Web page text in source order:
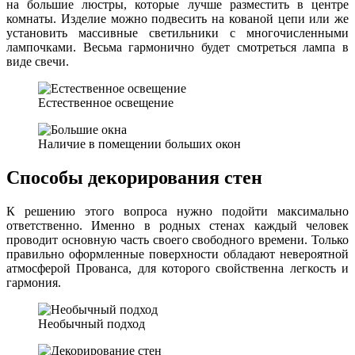
на большие люстры, которые лучше разместить в центре
комнаты. Изделие можно подвесить на кованой цепи или же
установить массивные светильники с многочисленными
лампочками. Весьма гармонично будет смотреться лампа в
виде свечи.
Естественное освещение
Наличие в помещении больших окон
Способы декорирования стен
К решению этого вопроса нужно подойти максимально
ответственно. Именно в родных стенах каждый человек
проводит основную часть своего свободного времени. Только
правильно оформленные поверхности обладают невероятной
атмосферой Прованса, для которого свойственна легкость и
гармония.
Необычный подход